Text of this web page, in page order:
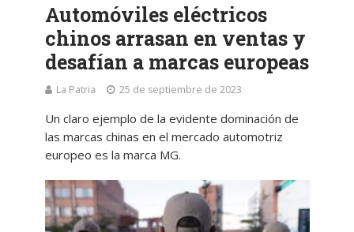
Automóviles eléctricos
chinos arrasan en ventas y
desafían a marcas europeas
La Patria 25 de septiembre de 2023
Un claro ejemplo de la evidente dominación de
las marcas chinas en el mercado automotriz
europeo es la marca MG.